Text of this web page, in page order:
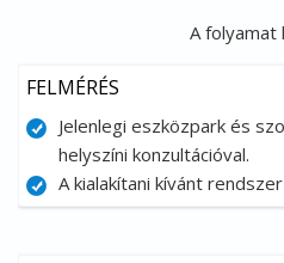
A folyamat
FELMÉRÉS
Jelenlegi eszközpark és
helyszíni konzultációval.
A kialakítani kívánt